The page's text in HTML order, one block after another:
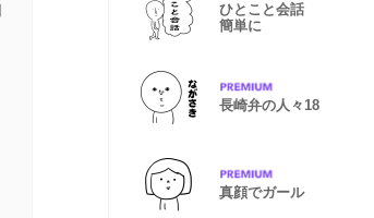
ひとこと会話
簡単に
長崎弁の人々18
真顔でガール